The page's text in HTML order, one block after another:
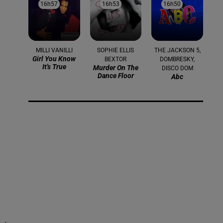
16h57
16h57
MILLI VANILLI
Girl You Know
It's True
16h53
16h53
SOPHIE ELLIS
BEXTOR
Murder On The
Dance Floor
16h50
16h50
THE JACKSON 5,
DOMBRESKY,
DISCO DOM
Abc